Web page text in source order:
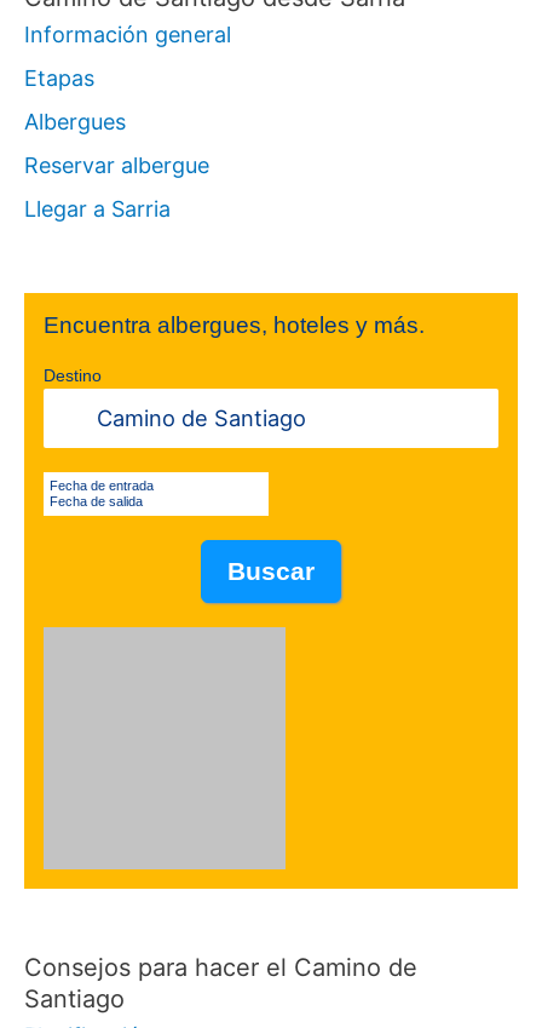
Información general
Etapas
Albergues
Reservar albergue
Llegar a Sarria
Encuentra albergues, hoteles y más.
Destino
Fecha de entrada
Fecha de salida
Consejos para hacer el Camino de
Santiago